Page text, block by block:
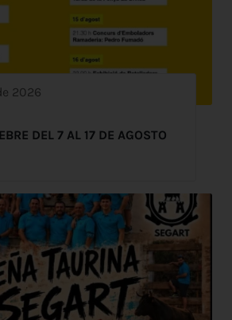
2026
DEL 7 AL 17 DE AGOSTO